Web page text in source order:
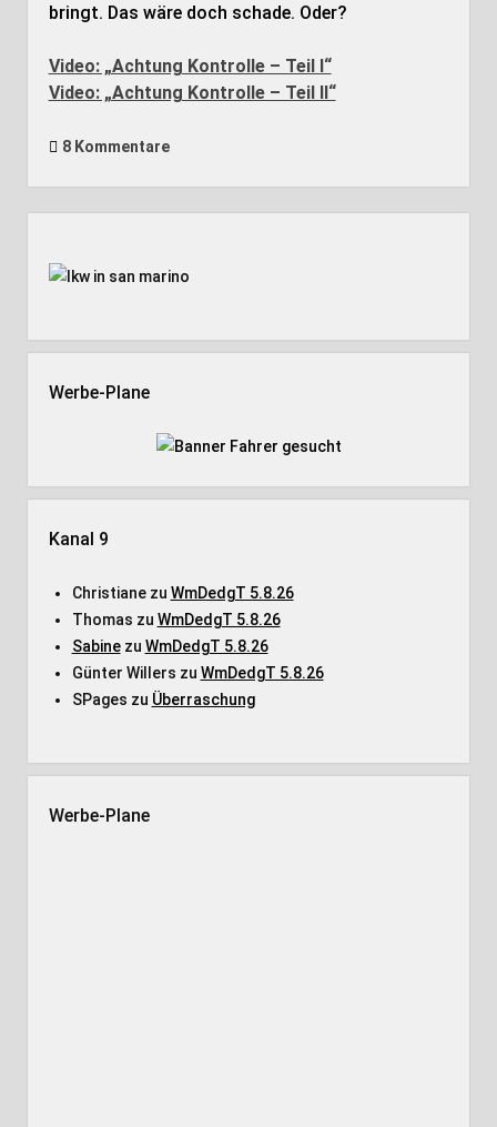
bringt. Das wäre doch schade. Oder?
Video: „Achtung Kontrolle – Teil I“
Video: „Achtung Kontrolle – Teil II“
8 Kommentare
Werbe-Plane
Kanal 9
Christianezu WmDedgT 5.8.26
Thomas zu WmDedgT 5.8.26
Sabinezu WmDedgT 5.8.26
Günter Willers zu WmDedgT 5.8.26
SPages zu Überraschung
Werbe-Plane